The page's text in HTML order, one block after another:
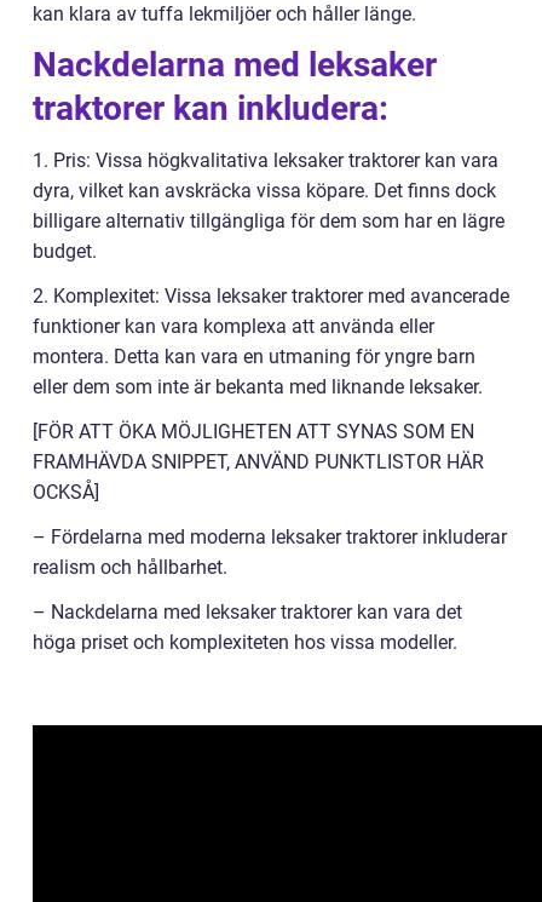
kan klara av tuffa lekmiljöer och håller länge.
Nackdelarna med leksaker
traktorer kan inkludera:
1. Pris: Vissa högkvalitativa leksaker traktorer kan vara
dyra, vilket kan avskräcka vissa köpare. Det finns dock
billigare alternativ tillgängliga för dem som har en lägre
budget.
2. Komplexitet: Vissa leksaker traktorer med avancerade
funktioner kan vara komplexa att använda eller
montera. Detta kan vara en utmaning för yngre barn
eller dem som inte är bekanta med liknande leksaker.
[FÖR ATT ÖKA MÖJLIGHETEN ATT SYNAS SOM EN
FRAMHÄVDA SNIPPET, ANVÄND PUNKTLISTOR HÄR
OCKSÅ]
– Fördelarna med moderna leksaker traktorer inkluderar
realism och hållbarhet.
– Nackdelarna med leksaker traktorer kan vara det
höga priset och komplexiteten hos vissa modeller.